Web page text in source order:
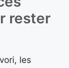
rester
les